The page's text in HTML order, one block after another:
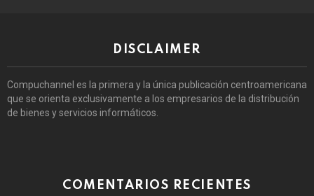
DISCLAIMER
Compuchannel es la primera y la única publicación centroamericana
que se orienta exclusivamente a los empresarios de la distribución
de bienes y servicios informáticos.
COMENTARIOS RECIENTES